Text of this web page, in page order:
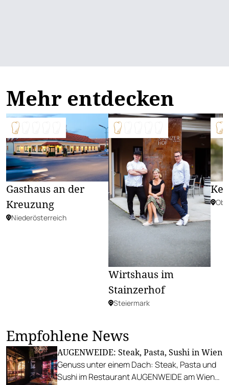
Mehr entdecken
Gasthaus an der
Kreuzung
Niederösterreich
Wirtshaus im
Stainzerhof
Steiermark
Empfohlene News
AUGENWEIDE: Steak, Pasta, Sushi in Wien
Genuss unter einem Dach: Steak, Pasta und
Sushi im Restaurant AUGENWEIDE am Wiener